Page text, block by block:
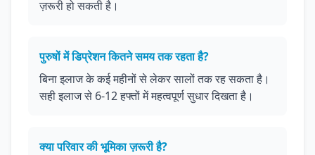
ज़रूरी हो सकती है।
पुरुषों में डिप्रेशन कितने समय तक रहता है?
बिना इलाज के कई महीनों से लेकर सालों तक रह सकता है।
सही इलाज से 6-12 हफ्तों में महत्वपूर्ण सुधार दिखता है।
क्या परिवार की भूमिका ज़रूरी है?